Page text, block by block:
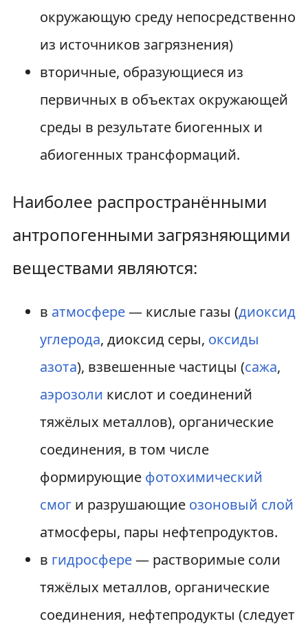
окружающую среду непосредственно
из источников загрязнения)
вторичные, образующиеся из
первичных в объектах окружающей
среды в результате биогенных и
абиогенных трансформаций.
Наиболее распространёнными
антропогенными загрязняющими
веществами являются:
в атмосфере— кислые газы (диоксид
углерода, диоксид серы, оксиды
азота), взвешенные частицы (сажа,
аэрозоли кислот и соединений
тяжёлых металлов), органические
соединения, в том числе
формирующие фотохимический
смоги разрушающие озоновый слой
атмосферы, пары нефтепродуктов.
в гидросфере— растворимые соли
тяжёлых металлов, органические
соединения, нефтепродукты (следует